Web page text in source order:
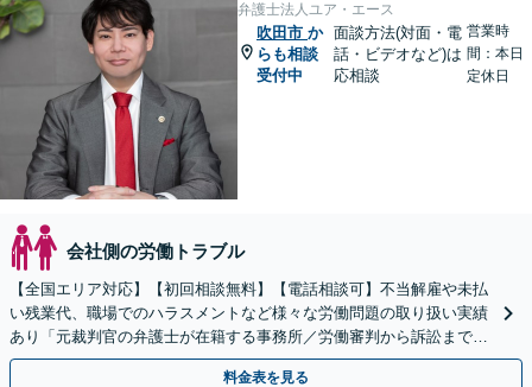
弁護士法人ユア・エース
吹田市 か
らも相談
受付中
面談方法(対面・電
話・ビデオなど)は
応相談
営業時
間：本日
定休日
会社側の労働トラブル
【全国エリア対応】【初回相談無料】【電話相談可】不当解雇や未払
い残業代、職場でのハラスメントなど様々な労働問題の取り扱い実績
あり「元裁判官の弁護士が在籍する事務所／労働審判から訴訟まで、
裁判官経験を活かした最適な戦略を立案」
料金表を見る